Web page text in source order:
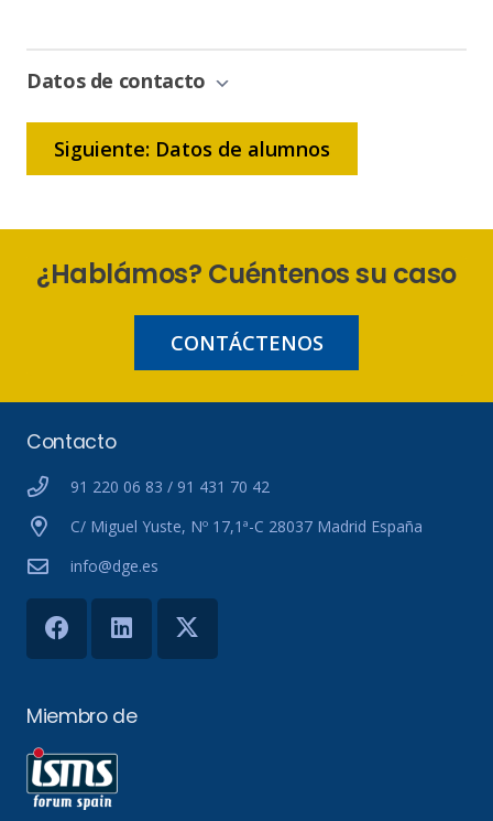
Bonificación
Datos de contacto
Siguiente: Datos de alumnos
¿Hablámos? Cuéntenos su caso
CONTÁCTENOS
Contacto
91 220 06 83 / 91 431 70 42
C/ Miguel Yuste, Nº 17,1ª-C 28037 Madrid España
info@dge.es
Miembro de